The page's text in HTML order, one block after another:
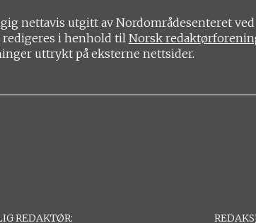
nettavis utgitt av Nordområdesenteret
redigeres i henhold til Norsk
uttrykt på eksterne nettsider.
REDAKTØR: